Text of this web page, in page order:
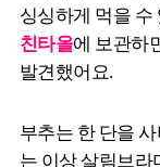
싱싱하게 먹을 수
친타올에 보관하
발견했어요.
부추는 한 단을
는 이상 살림브라